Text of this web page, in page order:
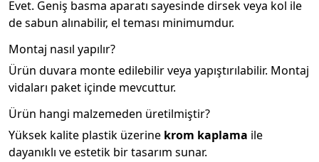
Evet. Geniş basma aparatı sayesinde dirsek veya kol ile
de sabun alınabilir, el teması minimumdur.
Montaj nasıl yapılır?
Ürün duvara monte edilebilir veya yapıştırılabilir. Montaj
vidaları paket içinde mevcuttur.
Ürün hangi malzemeden üretilmiştir?
Yüksek kalite plastik üzerine krom kaplama ile
dayanıklı ve estetik bir tasarım sunar.